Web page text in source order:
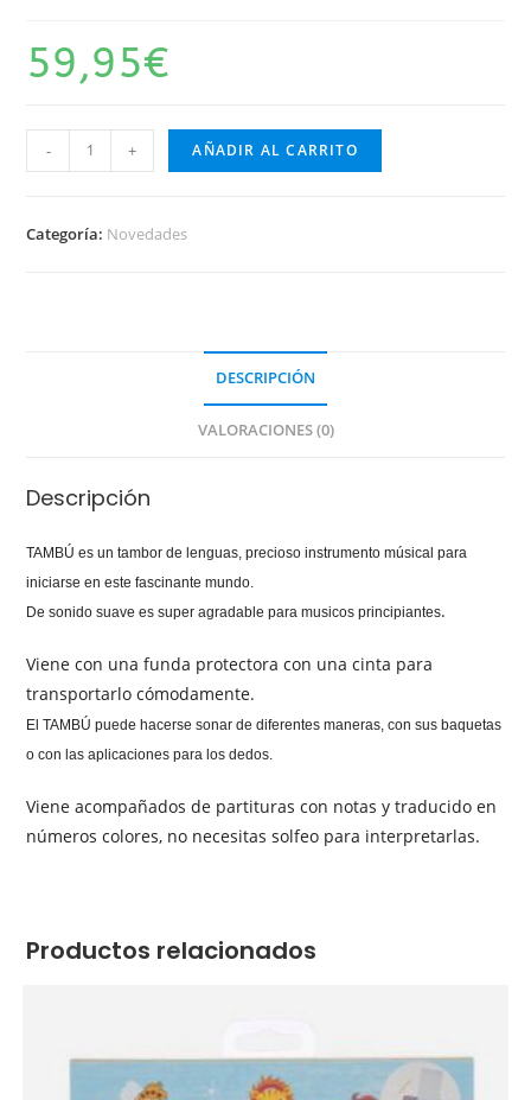
59,95€
Blanco
cantidad
- + AÑADIR AL CARRITO
Categoría: Novedades
DESCRIPCIÓN
VALORACIONES (0)
Descripción
TAMBÚ es un tambor de lenguas, precioso instrumento músical para
iniciarse en este fascinante mundo.
De sonido suave es super agradable para musicos principiantes.
Viene con una funda protectora con una cinta para
transportarlo cómodamente.
El TAMBÚ puede hacerse sonar de diferentes maneras, con sus baquetas
o con las aplicaciones para los dedos.
Viene acompañados de partituras con notas y traducido en
números colores, no necesitas solfeo para interpretarlas.
Productos relacionados